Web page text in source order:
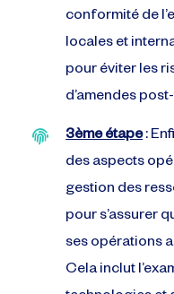
conformité de
locales et
pour éviter les
d’amendes
3ème étape:
des aspects
gestion des
pour s’assurer
ses opérations
Cela inclut